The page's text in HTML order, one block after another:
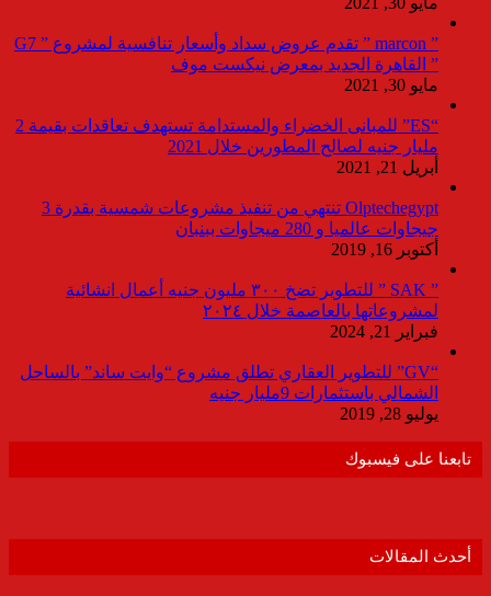
” marcon ” تقدم عروض سداد وأسعار تنافسية لمشروع ” G7
” القاهرة الجديد بمعرض نيكست موف
مايو 30, 2021
“ES” للمبانى الخضراء والمستدامة تستهدف تعاقدات بقيمة 2
مليار جنيه لصالح المطورين خلال 2021
أبريل 21, 2021
Olptechegypt تنتهي من تنفيذ مشروعات شمسية بقدرة 3
جيجاوات عالميا و 280 ميجاوات ببنبان
أكتوبر 16, 2019
” SAK ” للتطوير تضخ ٣٠٠ مليون جنيه أعمال انشائية
لمشروعاتها بالعاصمة خلال ٢٠٢٤
فبراير 21, 2024
“GV” للتطوير العقاري تطلق مشروع “وايت ساند” بالساحل
الشمالي باستثمارات 9مليار جنيه
يوليو 28, 2019
تابعنا على فيسبوك
أحدث المقالات